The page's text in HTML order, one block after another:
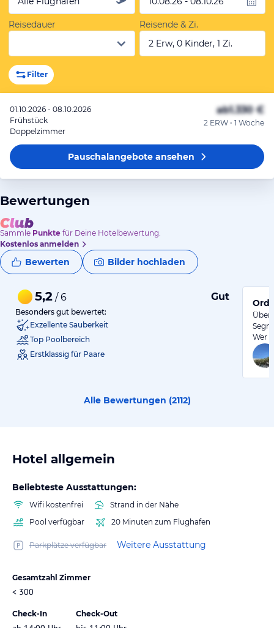
Reisedauer
Reisende & Zi.
2 Erw, 0 Kinder, 1 Zi.
Filter
01.10.2026 - 08.10.2026
Frühstück
Doppelzimmer
ab1.330 €
2 ERW • 1 Woche
Pauschalangeboteansehen
Bewertungen
Sammle Punkte für Deine Hotelbewertung.
Kostenlos anmelden
Bewerten Bilder hochladen
5,2 / 6 Gut
Besonders gut bewertet:
Exzellente Sauberkeit
Top Poolbereich
Erstklassig für Paare
Wer
Alle Bewertungen (2112)
Hotel allgemein
Beliebteste Ausstattungen:
Wifi kostenfrei
Strand in der Nähe
Pool verfügbar
20 Minuten zum Flughafen
Parkplätze verfügbar Weitere Ausstattung
Gesamtzahl Zimmer
< 300
Check-In Check-Out